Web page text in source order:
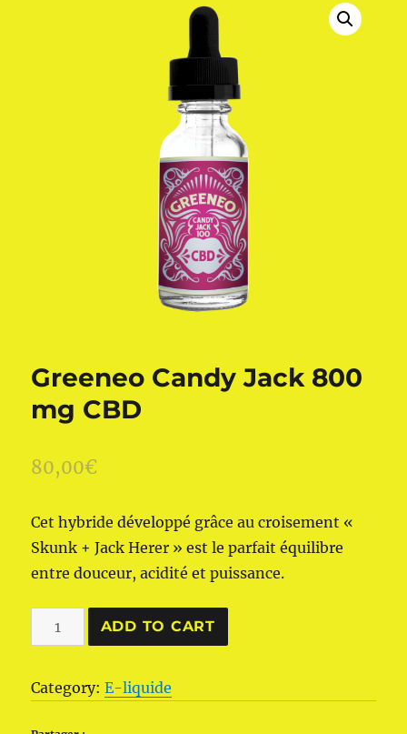
Greeneo Candy Jack 800
mg CBD
80,00€
Cet hybride développé grâce au croisement «
Skunk + Jack Herer » est le parfait équilibre
entre douceur, acidité et puissance.
Greeneo
Candy
800
ADD TO CART
Category:E-liquide